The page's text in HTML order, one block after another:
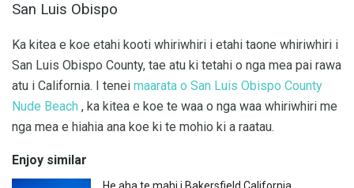
San Luis Obispo
Ka kitea e koe etahi kooti whiriwhiri i etahi taone whiriwhiri i
San Luis Obispo County, tae atu ki tetahi o nga mea pai rawa
atu i California. I tenei maarata o San Luis Obispo County
Nude Beach , ka kitea e koe te waa o nga waa whiriwhiri me
nga mea e hiahia ana koe ki te mohio ki a raatau.
Enjoy similar